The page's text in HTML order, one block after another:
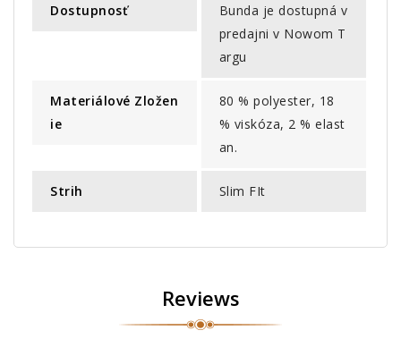
Dostupnosť
Bunda je dostupná v
predajni v Nowom T
argu
Materiálové Zložen
Ie
80 % polyester, 18
% viskóza, 2 % elast
an.
Strih Slim FIt
Reviews